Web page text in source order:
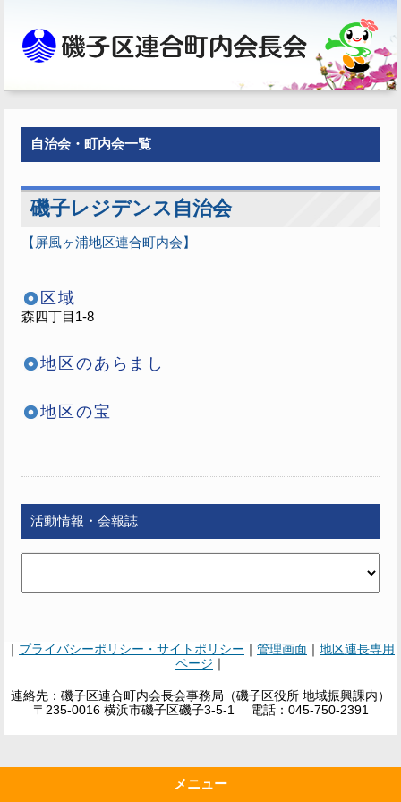
自治会・町内会一覧
磯子レジデンス自治会
【屏風ヶ浦地区連合町内会】
区域
森四丁目1-8
地区のあらまし
地区の宝
活動情報・会報誌
｜ プライバシーポリシー・サイトポリシー ｜ 管理画面 ｜ 地区連長専用
ページ ｜
連絡先：磯子区連合町内会長会事務局（磯子区役所 地域振興課内）
〒235-0016 横浜市磯子区磯子3-5-1 電話：045-750-2391
メニュー